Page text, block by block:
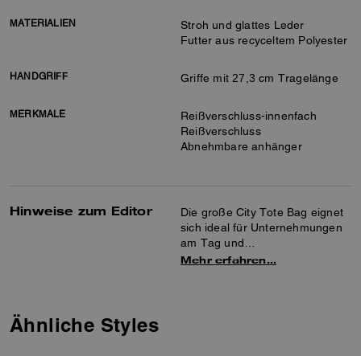
MATERIALIEN
Stroh und glattes Leder
Futter aus recyceltem Polyester
HANDGRIFF Griffe mit 27,3 cm Tragelänge
MERKMALE
Reißverschluss-innenfach
Reißverschluss
Abnehmbare anhänger
Hinweise zum Editor
Die große City Tote Bag eignet
sich ideal für Unternehmungen
am Tag und
Wochenendausflüge. Das
Mehr erfahren…
Ähnliche Styles